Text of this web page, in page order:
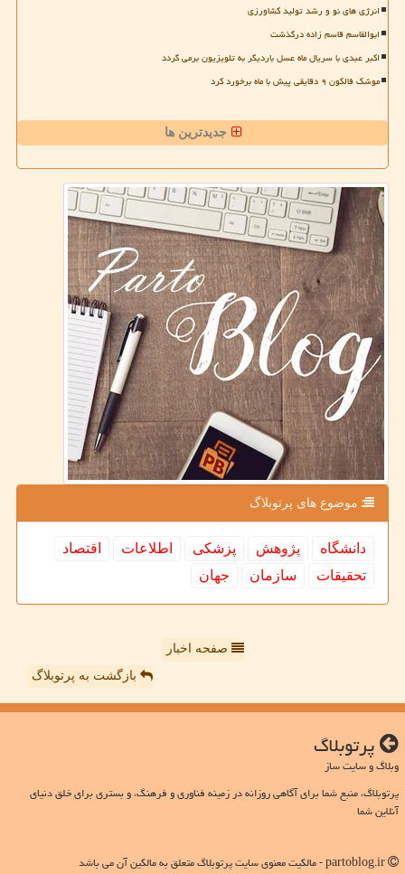
انرژی های نو و رشد تولید کشاورزی
ابوالقاسم قاسم زاده درگذشت
اکبر عبدی با سریال ماه عسل باردیگر به تلویزیون برمی گردد
موشک فالکون ۹ دقایقی پیش با ماه برخورد کرد
جدیدترین ها
موضوع های پرتوبلاگ
دانشگاه پژوهش پزشكی اطلاعات
اقتصاد
تحقیقات
سازمان جهان
صفحه اخبار
بازگشت به پرتوبلاگ
پرتوبلاگ
وبلاگ و سایت ساز
پرتوبلاگ، منبع شما برای آگاهی روزانه در زمینه فناوری و فرهنگ، و بستری برای خلق دنیای
آنلاین شما